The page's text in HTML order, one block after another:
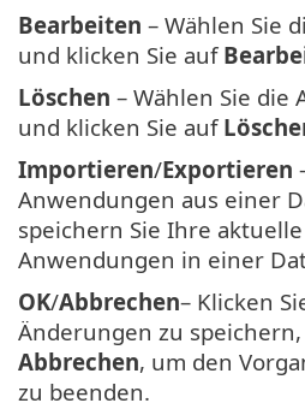
Bearbeiten – Wählen Sie
und klicken Sie auf
Löschen – Wählen Sie die
und klicken Sie auf
Importieren/Exportieren
Anwendungen aus einer
speichern Sie Ihre
Anwendungen in einer
OK/Abbrechen– Klicken
Änderungen zu
Abbrechen, um den
zu beenden.